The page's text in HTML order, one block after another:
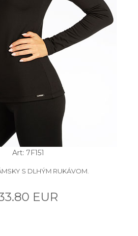
Art: 7F151
S DLHÝM RUKÁVOM.
EUR